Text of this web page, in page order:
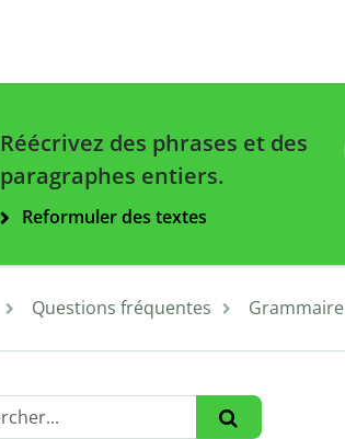
Réécrivez des phrases et des
paragraphes entiers.
Reformuler des textes
Questions fréquentes Grammaire